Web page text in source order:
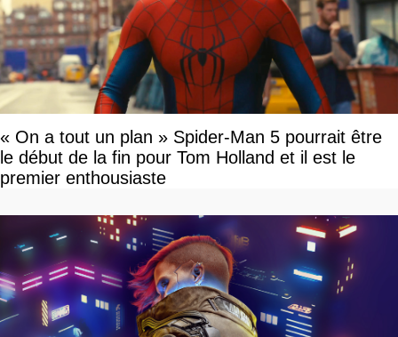
« On a tout un plan » Spider-Man 5 pourrait être
le début de la fin pour Tom Holland et il est le
premier enthousiaste